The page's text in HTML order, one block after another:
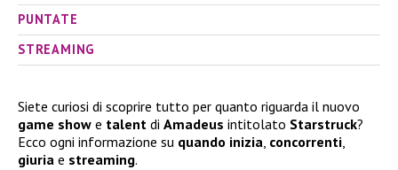
PUNTATE
STREAMING
Siete curiosi di scoprire tutto per quanto riguarda il nuovo
game show e talent di Amadeus intitolato Starstruck?
Ecco ogni informazione su quando inizia, concorrenti,
giuria e streaming.